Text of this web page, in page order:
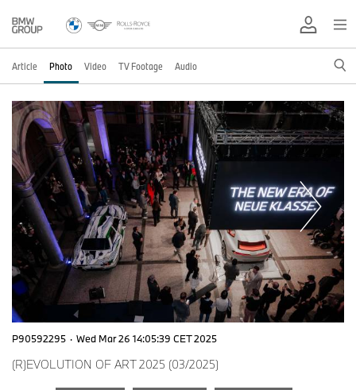
Article Photo Video TV Footage Audio
P90592295 · Wed Mar 26 14:05:39 CET 2025
(R)EVOLUTION OF ART 2025 (03/2025)